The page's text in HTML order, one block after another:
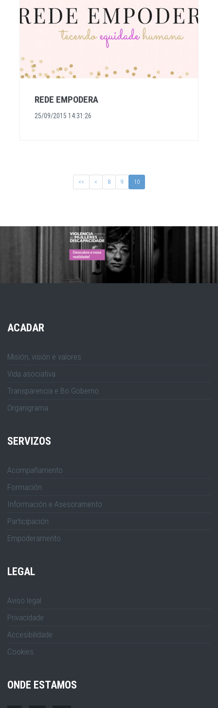
REDE EMPODERA
25/09/2015 14:31:26
<< < 8 9 10
ACADAR
Misión, visión e valores
Vida asociativa
Transparencia e Bo Goberno
Organigrama
SERVIZOS
Acompañamento
Formación
Información e Asesoramento
Participación
Empoderamento
LEGAL
Aviso legal
Privacidade
Accesibilidade
Cookies
ONDE ESTAMOS